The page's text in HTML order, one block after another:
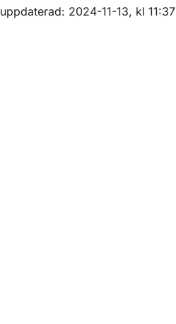
2024-11-13, kl 11:37